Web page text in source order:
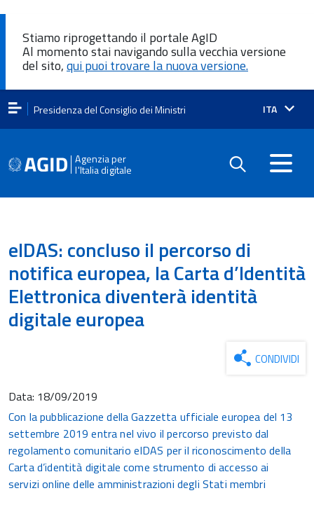
Stiamo riprogettando il portale AgID
Al momento stai navigando sulla vecchia versione
del sito,qui puoi trovare la nuova versione.
Presidenza del Consiglio dei Ministri Lingua
ITA
Agenzia per
l'Italia digitale
eIDAS: concluso il percorso di
notifica europea, la Carta d’Identità
Elettronica diventerà identità
digitale europea
CONDIVIDI
Data: 18/09/2019
Con la pubblicazione della Gazzetta ufficiale europea del 13
settembre 2019 entra nel vivo il percorso previsto dal
regolamento comunitario eIDAS per il riconoscimento della
Carta d’identità digitale come strumento di accesso ai
servizi online delle amministrazioni degli Stati membri